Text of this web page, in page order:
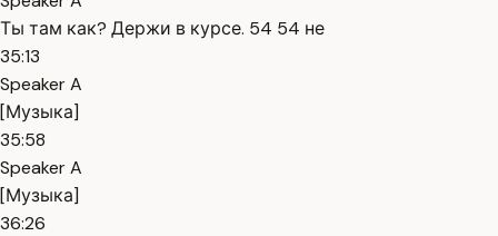
Ты там как? Держи в курсе. 54 54 не
35:13
Speaker A
[Музыка]
35:58
Speaker A
[Музыка]
36:26